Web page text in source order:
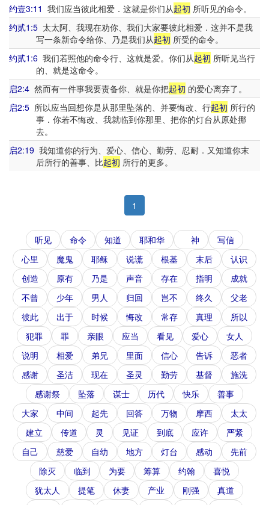
约壹3:11 我们应当彼此相爱．这就是你们从起初 所听见的命令。
约贰1:5 太太阿、我现在劝你、我们大家要彼此相爱．这并不是我
写一条新命令给你、乃是我们从起初 所受的命令。
约贰1:6 我们若照他的命令行、这就是爱。你们从起初 所听见当行
的、就是这命令。
启2:4 然而有一件事我要责备你、就是你把起初 的爱心离弃了。
启2:5 所以应当回想你是从那里坠落的、并要悔改、行起初 所行的
事．你若不悔改、我就临到你那里、把你的灯台从原处挪
去。
启2:19 我知道你的行为、爱心、信心、勤劳、忍耐．又知道你末
后所行的善事、比起初 所行的更多。
1
听见 命令 知道 耶和华 神
写信
心里
魔鬼 耶稣 说谎 根基 末后
认识
创造
原有 乃是 声音 存在 指明
成就
不曾
少年 男人 归回 岂不 终久
父老
彼此
出于 时候 悔改 常存 真理
所以
犯罪
罪 亲眼 应当 看见 爱心
女人
说明
相爱 弟兄 里面 信心 告诉
恶者
感谢
圣洁 现在 圣灵 勤劳 基督
施洗
感谢祭
坠落 谋士 历代 快乐
善事
大家
中间 起先 回答 万物 摩西
太太
建立
传道 灵 见证 到底 应许
严紧
自己
慈爱 自幼 地方 灯台 感动
先前
除灭
临到 为要 筹算 约翰
喜悦
犹太人
提笔 休妻 产业 刚强
真道